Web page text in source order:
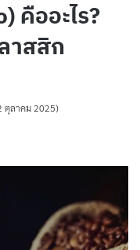
คืออะไร?
าสสิก
ตุลาคม 2025)